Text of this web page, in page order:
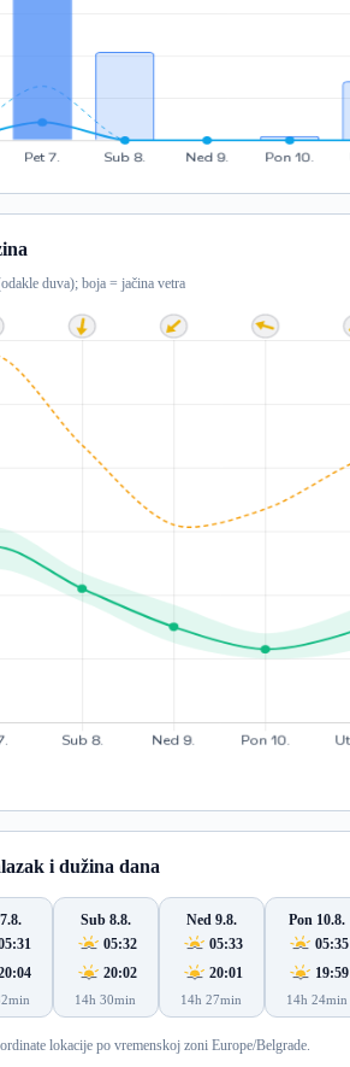
duva); boja = jačina vetra
i dužina dana
Sub 8.8.
05:32
20:02
14h 30min
Ned 9.8.
05:33
20:01
14h 27min
Pon 10.8.
05:35
19:59
14h 24min
lokacije po vremenskoj zoni Europe/Belgrade.